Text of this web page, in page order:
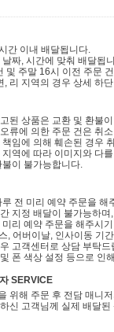
간 이내 배달됩니다.
짜, 시간에 맞춰 배달됩
및 주말 16시 이전 주문
, 리 지역의 경우 상세 하
된 상품은 교환 및 환불
류에 의한 주문 건은 취
임에 의해 훼손된 경우
역에 따라 이미지와 다
이 불가능합니다.
전 미리 예약 주문을 해
지정 배달이 불가능하
리 예약 주문을 해주시
, 어버이날, 인사이동 기
고객센터로 상담 부탁드
폰 색상 설정 등으로 인
SERVICE
위해 주문 후 전담 매니
신 고객님께 실제 배달